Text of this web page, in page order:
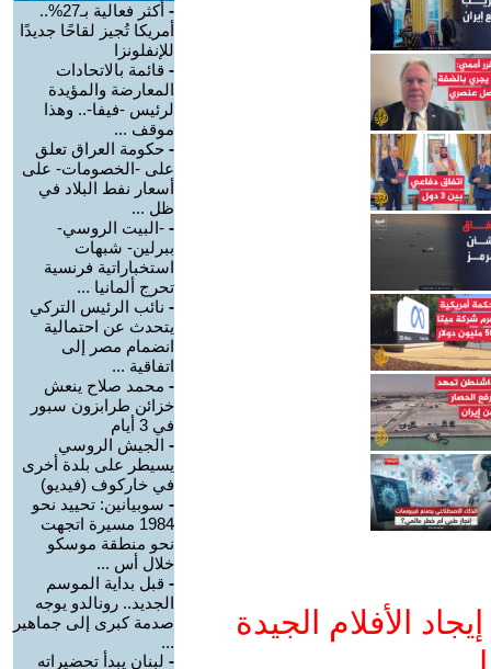
الأفلام الجيدة
-
أكثر فعالية بـ27%..
أمريكا تُجيز لقاحًا جديدًا
للإنفلونزا
- قائمة بالاتحادات
المعارضة والمؤيدة
لرئيس -فيفا-.. وهذا
موقف ...
- حكومة العراق تعلق
على -الخصومات- على
أسعار نفط البلاد في
ظل ...
- -البيت الروسي-
ببرلين- شبهات
استخباراتية فرنسية
تحرج ألمانيا ...
- نائب الرئيس التركي
يتحدث عن احتمالية
انضمام مصر إلى
اتفاقية ...
- محمد صلاح ينعش
خزائن طرابزون سبور
في 3 أيام
- الجيش الروسي
يسيطر على بلدة أخرى
في خاركوف (فيديو)
- سوبيانين: تحييد نحو
1984 مسيرة اتجهت
نحو منطقة موسكو
خلال أس ...
- قبل بداية الموسم
الجديد.. رونالدو يوجه
صدمة كبرى إلى جماهير
...
- لبنان يبدأ تحضيراته